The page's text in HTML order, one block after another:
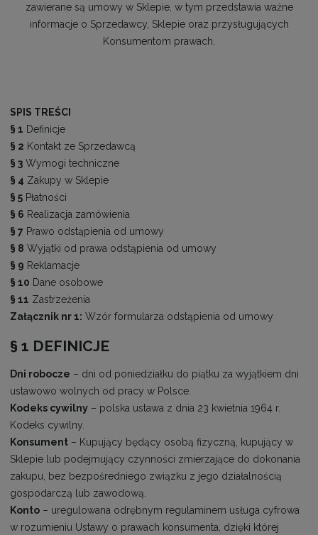
zawierane są umowy w Sklepie, w tym przedstawia ważne
informacje o Sprzedawcy, Sklepie oraz przysługujących
Konsumentom prawach.
SPIS TREŚCI
§ 1 Definicje
§ 2 Kontakt ze Sprzedawcą
§ 3 Wymogi techniczne
§ 4 Zakupy w Sklepie
§ 5 Płatności
§ 6 Realizacja zamówienia
§ 7 Prawo odstąpienia od umowy
§ 8 Wyjątki od prawa odstąpienia od umowy
§ 9 Reklamacje
§ 10 Dane osobowe
§ 11 Zastrzeżenia
Załącznik nr 1: Wzór formularza odstąpienia od umowy
§ 1 DEFINICJE
Dni robocze – dni od poniedziałku do piątku za wyjątkiem dni
ustawowo wolnych od pracy w Polsce.
Kodeks cywilny – polska ustawa z dnia 23 kwietnia 1964 r.
Kodeks cywilny.
Konsument – Kupujący będący osobą fizyczną, kupujący w
Sklepie lub podejmujący czynności zmierzające do dokonania
zakupu, bez bezpośredniego związku z jego działalnością
gospodarczą lub zawodową.
Konto – uregulowana odrębnym regulaminem usługa cyfrowa
w rozumieniu Ustawy o prawach konsumenta, dzięki której